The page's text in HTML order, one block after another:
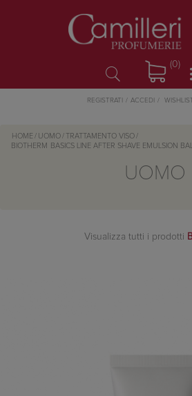
(0)
REGISTRATI ACCEDI
HOME / UOMO / TRATTAMENTO VISO /
BIOTHERM
BASICS LINE AFTER SHAVE EMULSION
UOMO
Visualizza tutti i prodotti